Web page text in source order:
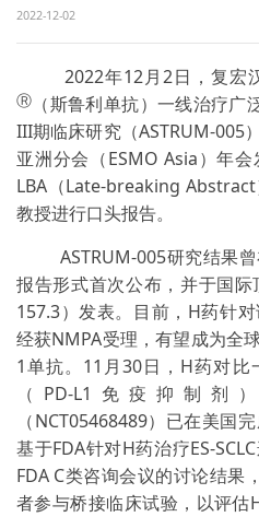
2022-12-02
2022年12月2日，复宏汉
Ⓡ （斯鲁利单抗）一线治疗广
III期临床研究（ASTRUM-005
亚洲分会（ESMO Asia）年
LBA（Late-breaking
教授进行口头报告。
ASTRUM-005研究结果
报告形式首次公布，并于国际
157.3）发表。目前，H药针
经获NMPA受理，有望成为全
1单抗。11月30日，H药对
（PD-L1免疫抑制剂
（NCT05468489）已在美国
基于FDA针对H药治疗ES-
FDA C类咨询会议的讨论结果
者参与桥接临床试验，以评估